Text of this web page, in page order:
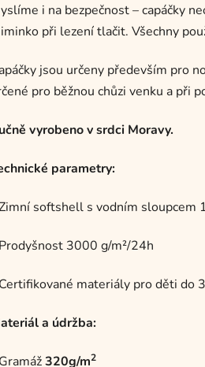
i na bezpečnost – capáčky
při lezení tlačit. Všechny
jsou určeny především pro
pro běžnou chůzi venku a při
vyrobeno v srdci Moravy.
parametry:
softshell s vodním sloupcem
3000 g/m²/24h
materiály pro děti do
a údržba:
320g/m2